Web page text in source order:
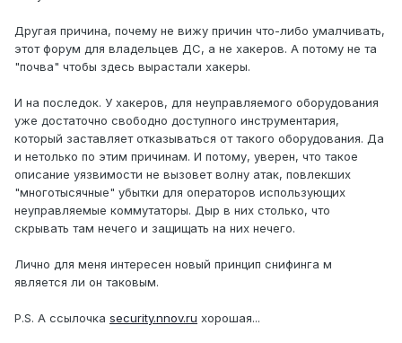
Другая причина, почему не вижу причин что-либо умалчивать,
этот форум для владельцев ДС, а не хакеров. А потому не та
"почва" чтобы здесь вырастали хакеры.
И на последок. У хакеров, для неуправляемого оборудования
уже достаточно свободно доступного инструментария,
который заставляет отказываться от такого оборудования. Да
и нетолько по этим причинам. И потому, уверен, что такое
описание уязвимости не вызовет волну атак, повлекших
"многотысячные" убытки для операторов использующих
неуправляемые коммутаторы. Дыр в них столько, что
скрывать там нечего и защищать на них нечего.
Лично для меня интересен новый принцип снифинга м
является ли он таковым.
P.S. А ссылочка security.nnov.ru хорошая...